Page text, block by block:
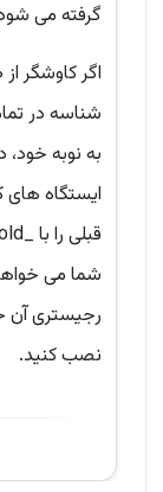
گرفته می
شناسه در
به نوبه خود،
ایستگاه های
شما می
نصب کنید.